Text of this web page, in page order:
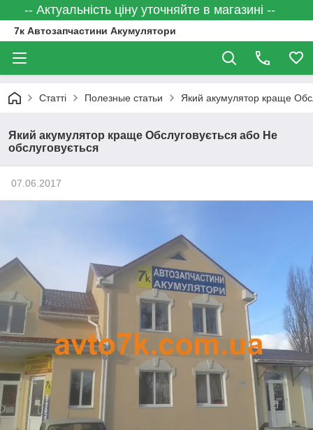
-- Актуальність ціну уточняйте в магазині --
7к Автозапчастини Акумулятори
Статті Полезные статьи Який акумулятор краще
Який акумулятор краще Обслуговується або Не
обслуговується
07.06.2017